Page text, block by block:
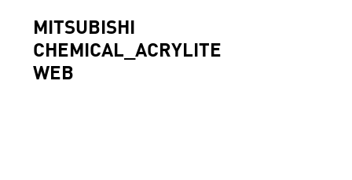
MITSUBISHI
CHEMICAL_ACRYLITE
WEB